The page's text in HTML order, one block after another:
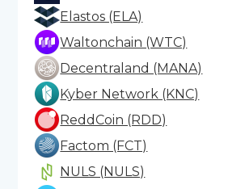
Elastos (ELA)
Waltonchain (WTC)
Decentraland (MANA)
Kyber Network (KNC)
ReddCoin (RDD)
Factom (FCT)
NULS (NULS)